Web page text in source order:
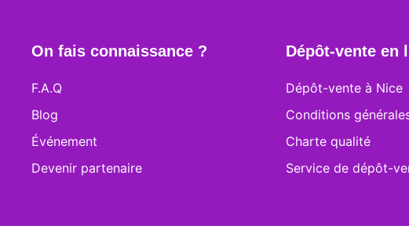
On fais connaissance ?
F.A.Q
Blog
Événement
Devenir partenaire
Dépôt-vente en
Dépôt-vente à Nice
Conditions
Charte qualité
Service de dépôt-